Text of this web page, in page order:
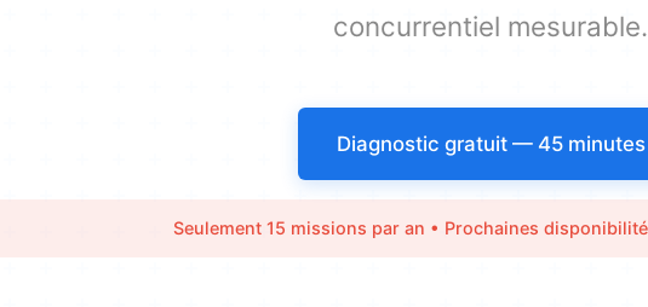
concurrentiel mesurable.
Diagnostic gratuit — 45 minutes
Seulement 15 missions par an • Prochaines